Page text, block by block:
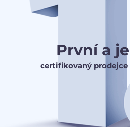
První a
certifikovaný